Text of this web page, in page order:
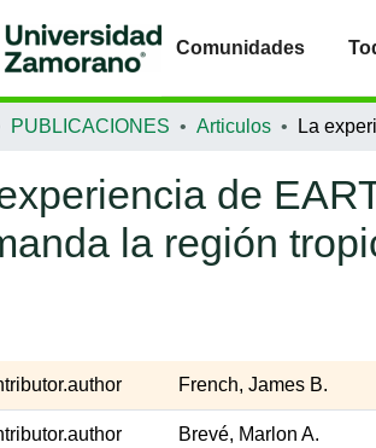
Comunidades
PUBLICACIONES Articulos
de
la región
French, James B.
Brevé, Marlon A.